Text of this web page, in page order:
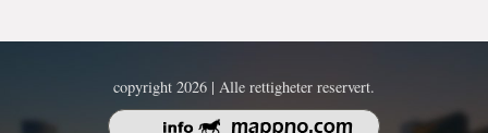
copyright 2026 | Alle rettigheter reservert.